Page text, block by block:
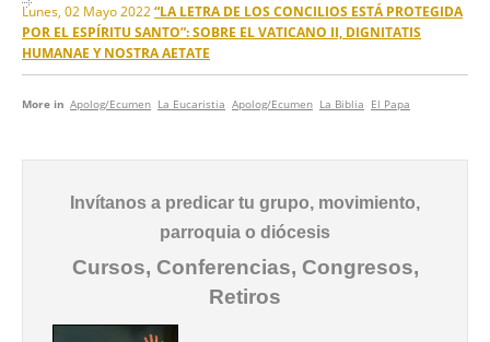
Lunes, 02 Mayo 2022 “LA LETRA DE LOS CONCILIOS ESTÁ PROTEGIDA
POR EL ESPÍRITU SANTO”: SOBRE EL VATICANO II, DIGNITATIS
HUMANAE Y NOSTRA AETATE
More in Apolog/Ecumen La Eucaristia Apolog/Ecumen La Biblia El Papa
Invítanos a predicar tu grupo, movimiento,
parroquia o diócesis
Cursos, Conferencias, Congresos,
Retiros